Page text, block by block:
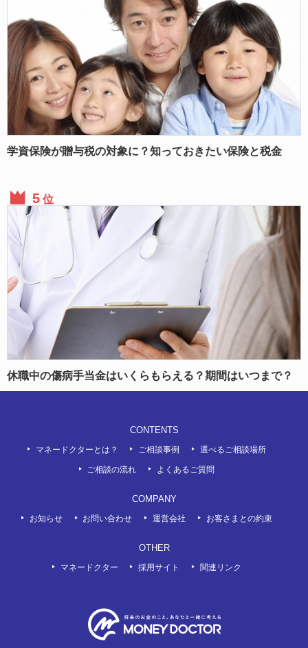
学資保険が贈与税の対象に？知っておきたい保険と税金
位
休職中の傷病手当金はいくらもらえる？期間はいつまで？
CONTENTS
マネードクターとは？ ご相談事例 選べるご相談場所
ご相談の流れ よくあるご質問
COMPANY
お知らせ お問い合わせ 運営会社 お客さまとの約束
OTHER
マネードクター 採用サイト 関連リンク